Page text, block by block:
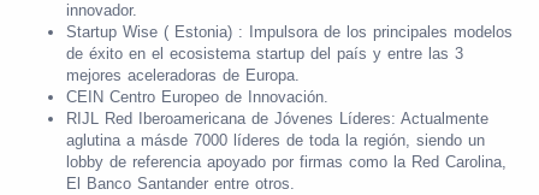
innovador.
Startup Wise ( Estonia) : Impulsora de los principales modelos
de éxito en el ecosistema startup del país y entre las 3
mejores aceleradoras de Europa.
CEIN Centro Europeo de Innovación.
RIJL Red Iberoamericana de Jóvenes Líderes: Actualmente
aglutina a másde 7000 líderes de toda la región, siendo un
lobby de referencia apoyado por firmas como la Red Carolina,
El Banco Santander entre otros.